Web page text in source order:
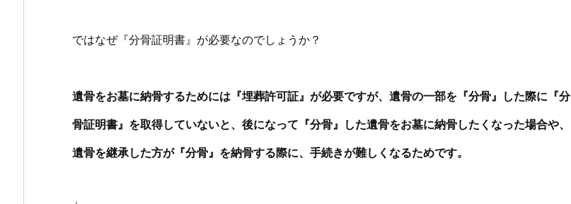
ではなぜ『分骨証明書』が必要なのでしょうか？
遺骨をお墓に納骨するためには『埋葬許可証』が必要ですが、遺骨の一部を『分骨』した際に『分
骨証明書』を取得していないと、後になって『分骨』した遺骨をお墓に納骨したくなった場合や、
遺骨を継承した方が『分骨』を納骨する際に、手続きが難しくなるためです。